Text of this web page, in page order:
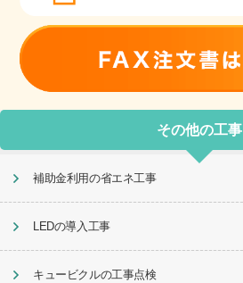
その他の工事
補助金利用の省エネ工事
LEDの導入工事
キュービクルの工事点検